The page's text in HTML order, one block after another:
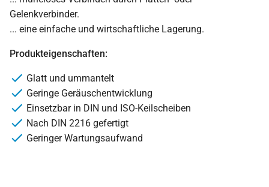
Gelenkverbinder.
... eine einfache und wirtschaftliche Lagerung.
Produkteigenschaften:
Glatt und ummantelt
Geringe Geräuschentwicklung
Einsetzbar in DIN und ISO-Keilscheiben
Nach DIN 2216 gefertigt
Geringer Wartungsaufwand